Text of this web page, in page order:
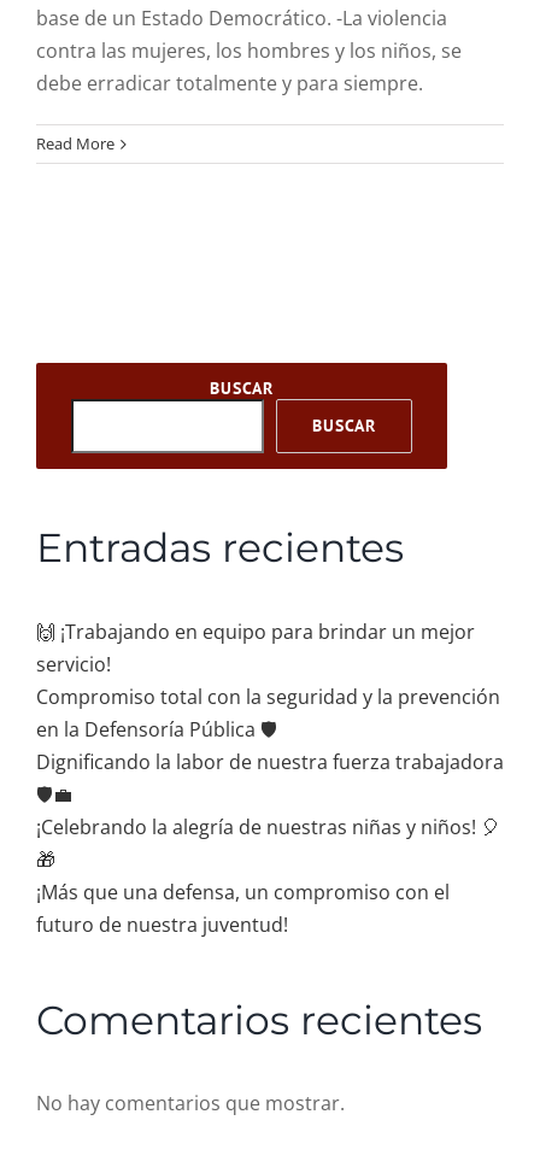
base de un Estado Democrático. -La violencia
contra las mujeres, los hombres y los niños, se
debe erradicar totalmente y para siempre.
Read More
BUSCAR
BUSCAR
Entradas recientes
🙌 ¡Trabajando en equipo para brindar un mejor
servicio!
Compromiso total con la seguridad y la prevención
en la Defensoría Pública 🛡️
Dignificando la labor de nuestra fuerza trabajadora
🛡️💼
¡Celebrando la alegría de nuestras niñas y niños! 🎈
🎁
¡Más que una defensa, un compromiso con el
futuro de nuestra juventud!
Comentarios recientes
No hay comentarios que mostrar.